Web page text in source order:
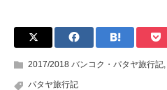
2017/2018 バンコク・パタヤ旅行記,
パタヤ旅行記